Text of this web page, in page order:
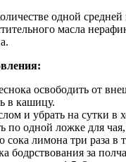
одной средней
масла
освободить от
в кашицу.
и убрать на сутки в
по одной ложке для чая,
сока лимона три раза в
бодрствования за